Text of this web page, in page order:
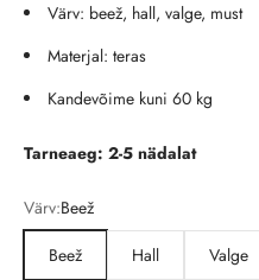
Värv: beež, hall, valge, must
Materjal: teras
Kandevõime kuni 60 kg
Tarneaeg: 2-5 nädalat
Värv:Beež
Beež
Hall Valge